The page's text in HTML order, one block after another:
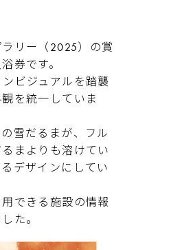
リー（2025）の賞
券です。
ビジュアルを踏襲
を統一していま
雪だるまが、フル
まよりも溶けてい
デザインにしてい
できる施設の情報
た。